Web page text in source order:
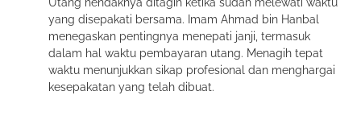
yang disepakati bersama. Imam Ahmad bin Hanbal
menegaskan pentingnya menepati janji, termasuk
dalam hal waktu pembayaran utang. Menagih tepat
waktu menunjukkan sikap profesional dan menghargai
kesepakatan yang telah dibuat.